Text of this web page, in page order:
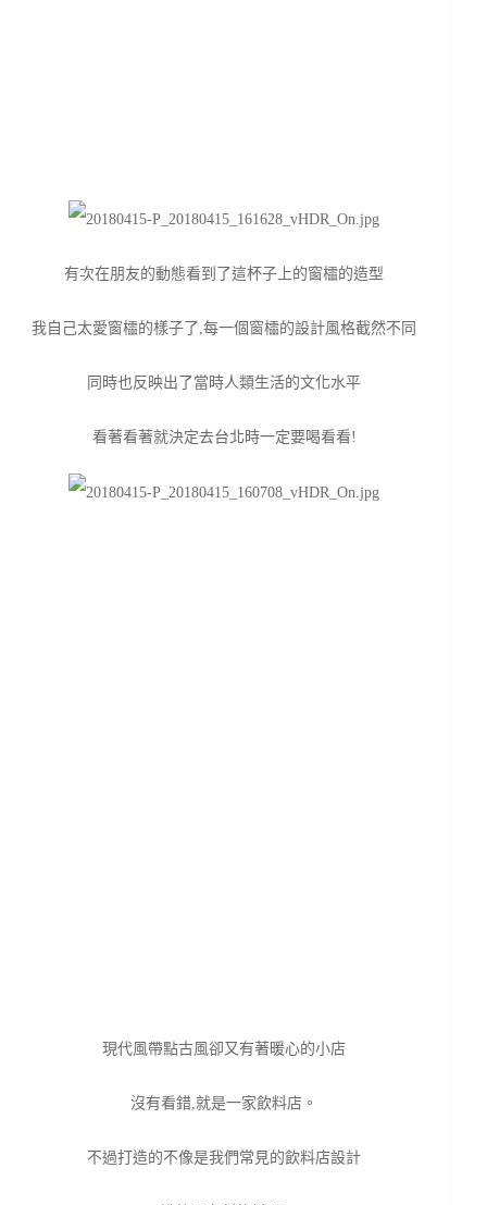
有次在朋友的動態看到了這杯子上的窗櫺的造型
我自己太愛窗櫺的樣子了,每一個窗櫺的設計風格截然不同
同時也反映出了當時人類生活的文化水平
看著看著就決定去台北時一定要喝看看!
現代風帶點古風卻又有著暖心的小店
沒有看錯,就是一家飲料店。
不過打造的不像是我們常見的飲料店設計